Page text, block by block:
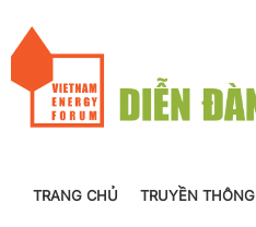
TRANG CHỦ TRUYỀN THÔNG